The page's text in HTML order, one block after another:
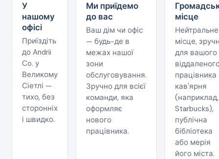
У
нашому
офісі
Приїздіть
до Andrii
Co. у
Великому
Сіетлі —
тихо, без
сторонніх
і швидко.
Ми приїдемо
до вас
Ваш дім чи офіс
— будь-де в
межах нашої
зони
обслуговування.
Зручно для всієї
команди, яка
оформляє
нового
працівника.
місце
Нейтральне
місце,
для вашого
кав'ярня
(наприклад,
Starbucks),
публічна
бібліотека
або мерія
його міста.